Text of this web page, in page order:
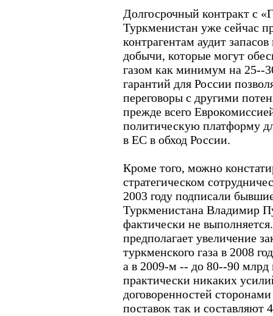
Долгосрочный контракт с
Туркменистан уже сейчас
контрагентам аудит
добычи, которые могут
газом как минимум на 25--
гарантий для России
переговоры с другими
прежде всего
политическую платформу
в ЕС в обход России.
Кроме того, можно
стратегическом
2003 году подписали
Туркменистана Владимир
фактически не
предполагает увеличение
туркменского газа в 2008
а в 2009-м -- до 80--90 млрд
практически никаких
договоренностей
поставок так и составляют